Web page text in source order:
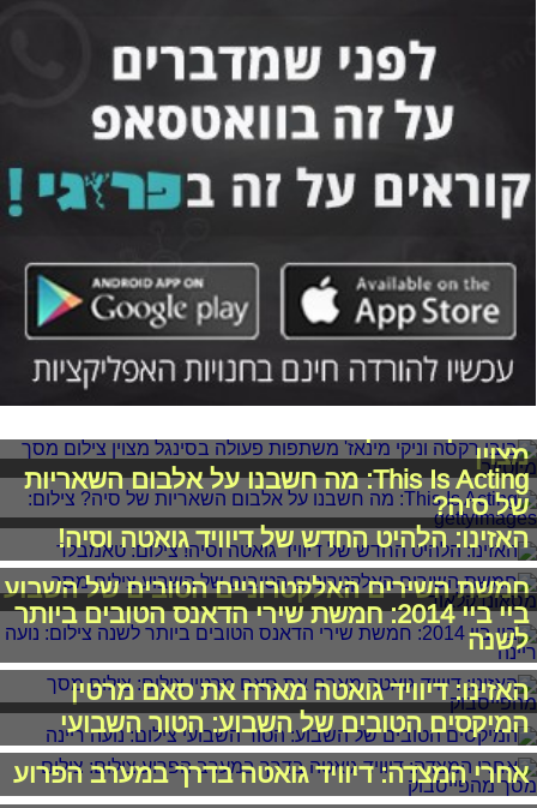
מצוין
This Is Acting: מה חשבנו על אלבום השאריות
של סיה?
האזינו: הלהיט החדש של דיוויד גואטה וסיה!
חמשת השירים האלקטרוניים הטובים של השבוע
ביי ביי 2014: חמשת שירי הדאנס הטובים ביותר
לשנה
האזינו: דיוויד גואטה מארח את סאם מרטין
המיקסים הטובים של השבוע: הטור השבועי
אחרי המצדה: דיוויד גואטה בדרך במערב הפרוע